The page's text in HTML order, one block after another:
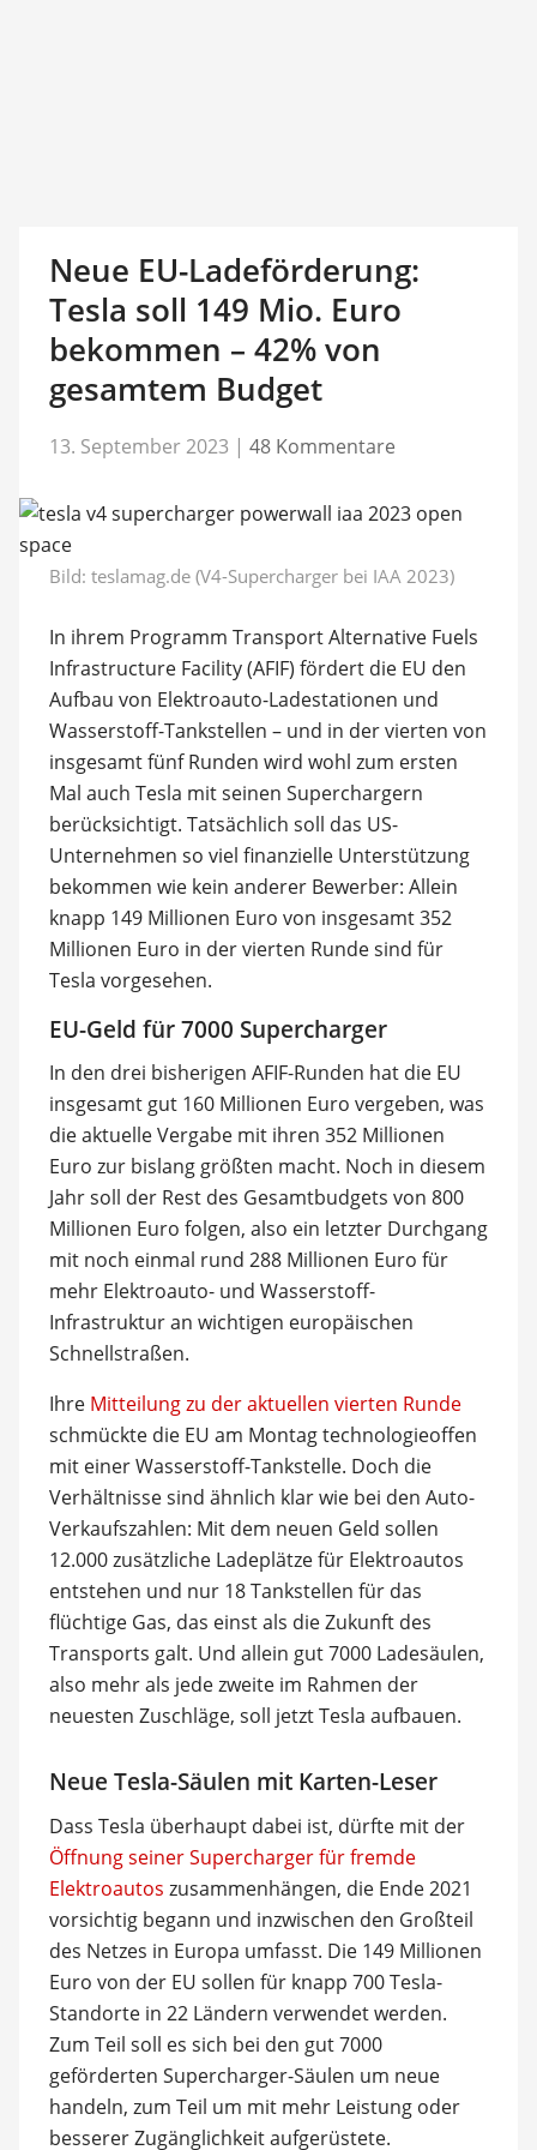
Neue EU-Ladeförderung:
Tesla soll 149 Mio. Euro
bekommen – 42% von
gesamtem Budget
13. September 2023 | 48 Kommentare
Bild: teslamag.de (V4-Supercharger bei IAA 2023)
In ihrem Programm Transport Alternative Fuels
Infrastructure Facility (AFIF) fördert die EU den
Aufbau von Elektroauto-Ladestationen und
Wasserstoff-Tankstellen – und in der vierten von
insgesamt fünf Runden wird wohl zum ersten
Mal auch Tesla mit seinen Superchargern
berücksichtigt. Tatsächlich soll das US-
Unternehmen so viel finanzielle Unterstützung
bekommen wie kein anderer Bewerber: Allein
knapp 149 Millionen Euro von insgesamt 352
Millionen Euro in der vierten Runde sind für
Tesla vorgesehen.
EU-Geld für 7000 Supercharger
In den drei bisherigen AFIF-Runden hat die EU
insgesamt gut 160 Millionen Euro vergeben, was
die aktuelle Vergabe mit ihren 352 Millionen
Euro zur bislang größten macht. Noch in diesem
Jahr soll der Rest des Gesamtbudgets von 800
Millionen Euro folgen, also ein letzter Durchgang
mit noch einmal rund 288 Millionen Euro für
mehr Elektroauto- und Wasserstoff-
Infrastruktur an wichtigen europäischen
Schnellstraßen.
Ihre Mitteilung zu der aktuellen vierten Runde
schmückte die EU am Montag technologieoffen
mit einer Wasserstoff-Tankstelle. Doch die
Verhältnisse sind ähnlich klar wie bei den Auto-
Verkaufszahlen: Mit dem neuen Geld sollen
12.000 zusätzliche Ladeplätze für Elektroautos
entstehen und nur 18 Tankstellen für das
flüchtige Gas, das einst als die Zukunft des
Transports galt. Und allein gut 7000 Ladesäulen,
also mehr als jede zweite im Rahmen der
neuesten Zuschläge, soll jetzt Tesla aufbauen.
Neue Tesla-Säulen mit Karten-Leser
Dass Tesla überhaupt dabei ist, dürfte mit der
Öffnung seiner Supercharger für fremde
Elektroautos zusammenhängen, die Ende 2021
vorsichtig begann und inzwischen den Großteil
des Netzes in Europa umfasst. Die 149 Millionen
Euro von der EU sollen für knapp 700 Tesla-
Standorte in 22 Ländern verwendet werden.
Zum Teil soll es sich bei den gut 7000
geförderten Supercharger-Säulen um neue
handeln, zum Teil um mit mehr Leistung oder
besserer Zugänglichkeit aufgerüstete.